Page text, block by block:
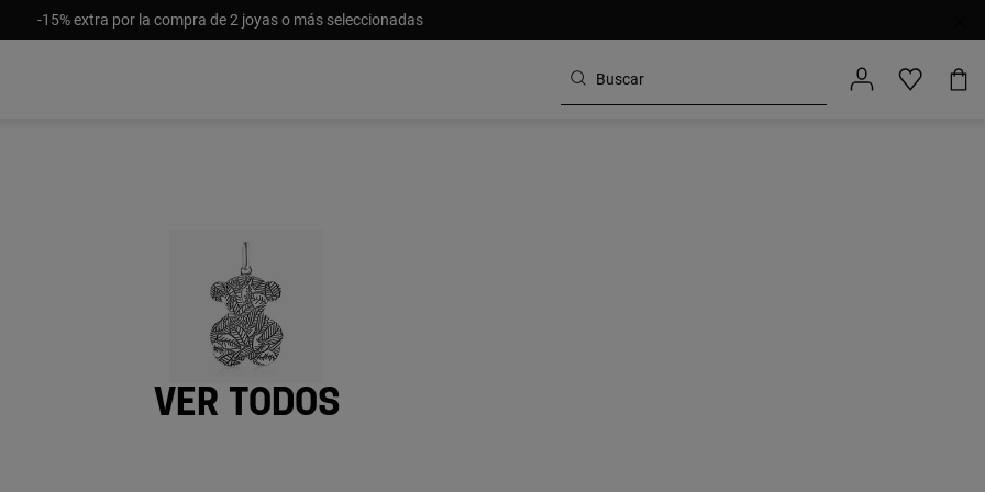
-15% extra por la compra de 2 joyas o más seleccionadas
Ver todos